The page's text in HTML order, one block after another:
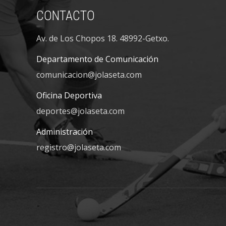
CONTACTO
Av. de Los Chopos 18. 48992-Getxo.
Departamento de Comunicación
comunicacion@jolaseta.com
Oficina Deportiva
deportes@jolaseta.com
Administración
registro@jolaseta.com